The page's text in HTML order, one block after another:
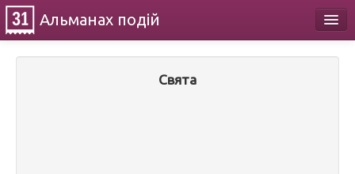
Альманах подій
Свята